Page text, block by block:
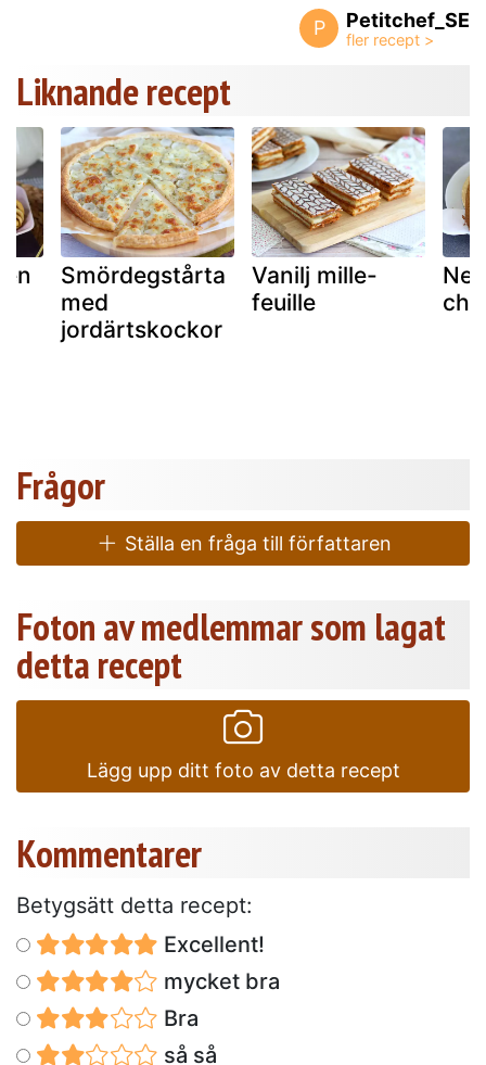
P Petitchef_SE
Liknande recept
Smördegstårta
med
jordärtskockor
Vanilj mille-
feuille
Frågor
Ställa en fråga till författaren
Foton av medlemmar som lagat
detta recept
Lägg upp ditt foto av detta recept
Kommentarer
Betygsätt detta recept:
Excellent!
mycket bra
Bra
så så